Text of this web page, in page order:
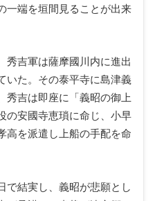
一端を垣間見ることが出来
秀吉軍は薩摩國川内に進出
いた。その泰平寺に島津義
秀吉は即座に「義昭の御上
の安國寺恵瑣に命じ、小早
高を派遣し上船の手配を命
で結実し、義昭が悲願とし